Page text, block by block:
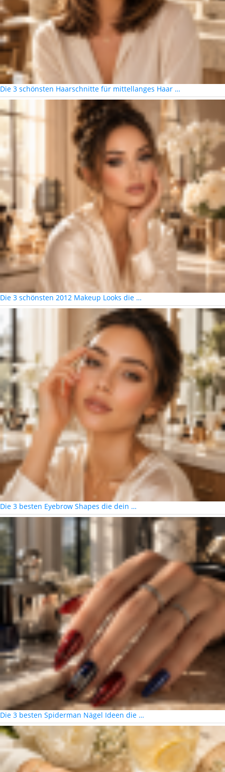
Die 3 schönsten Haarschnitte für mittellanges Haar …
Die 3 schönsten 2012 Makeup Looks die …
Die 3 besten Eyebrow Shapes die dein …
Die 3 besten Spiderman Nägel Ideen die …